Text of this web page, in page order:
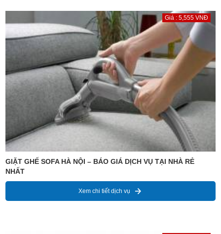
Giá : 5,555 VNĐ
GIẶT GHẾ SOFA HÀ NỘI – BÁO GIÁ DỊCH VỤ TẠI NHÀ RẺ
NHẤT
Xem chi tiết dịch vụ